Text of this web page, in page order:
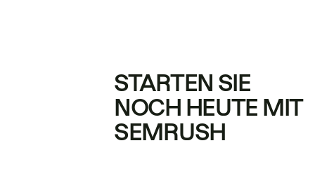
STARTEN SIE
NOCH HEUTE MIT
SEMRUSH